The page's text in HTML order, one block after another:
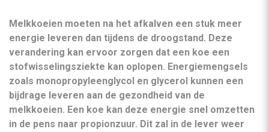
Melkkoeien moeten na het afkalven een stuk meer
energie leveren dan tijdens de droogstand. Deze
verandering kan ervoor zorgen dat een koe een
stofwisselingsziekte kan oplopen. Energiemengsels
zoals monopropyleenglycol en glycerol kunnen een
bijdrage leveren aan de gezondheid van de
melkkoeien. Een koe kan deze energie snel omzetten
in de pens naar propionzuur. Dit zal in de lever weer